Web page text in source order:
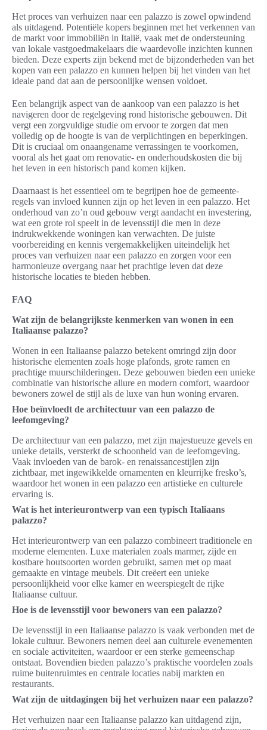
Het proces van verhuizen naar een palazzo is zowel opwindend
als uitdagend. Potentiële kopers beginnen met het verkennen van
de markt voor immobiliën in Italië, vaak met de ondersteuning
van lokale vastgoedmakelaars die waardevolle inzichten kunnen
bieden. Deze experts zijn bekend met de bijzonderheden van het
kopen van een palazzo en kunnen helpen bij het vinden van het
ideale pand dat aan de persoonlijke wensen voldoet.
Een belangrijk aspect van de aankoop van een palazzo is het
navigeren door de regelgeving rond historische gebouwen. Dit
vergt een zorgvuldige studie om ervoor te zorgen dat men
volledig op de hoogte is van de verplichtingen en beperkingen.
Dit is cruciaal om onaangename verrassingen te voorkomen,
vooral als het gaat om renovatie- en onderhoudskosten die bij
het leven in een historisch pand komen kijken.
Daarnaast is het essentieel om te begrijpen hoe de gemeente-
regels van invloed kunnen zijn op het leven in een palazzo. Het
onderhoud van zo’n oud gebouw vergt aandacht en investering,
wat een grote rol speelt in de levensstijl die men in deze
indrukwekkende woningen kan verwachten. De juiste
voorbereiding en kennis vergemakkelijken uiteindelijk het
proces van verhuizen naar een palazzo en zorgen voor een
harmonieuze overgang naar het prachtige leven dat deze
historische locaties te bieden hebben.
FAQ
Wat zijn de belangrijkste kenmerken van wonen in een
Italiaanse palazzo?
Wonen in een Italiaanse palazzo betekent omringd zijn door
historische elementen zoals hoge plafonds, grote ramen en
prachtige muurschilderingen. Deze gebouwen bieden een unieke
combinatie van historische allure en modern comfort, waardoor
bewoners zowel de stijl als de luxe van hun woning ervaren.
Hoe beïnvloedt de architectuur van een palazzo de
leefomgeving?
De architectuur van een palazzo, met zijn majestueuze gevels en
unieke details, versterkt de schoonheid van de leefomgeving.
Vaak invloeden van de barok- en renaissancestijlen zijn
zichtbaar, met ingewikkelde ornamenten en kleurrijke fresko’s,
waardoor het wonen in een palazzo een artistieke en culturele
ervaring is.
Wat is het interieurontwerp van een typisch Italiaans
palazzo?
Het interieurontwerp van een palazzo combineert traditionele en
moderne elementen. Luxe materialen zoals marmer, zijde en
kostbare houtsoorten worden gebruikt, samen met op maat
gemaakte en vintage meubels. Dit creëert een unieke
persoonlijkheid voor elke kamer en weerspiegelt de rijke
Italiaanse cultuur.
Hoe is de levensstijl voor bewoners van een palazzo?
De levensstijl in een Italiaanse palazzo is vaak verbonden met de
lokale cultuur. Bewoners nemen deel aan culturele evenementen
en sociale activiteiten, waardoor er een sterke gemeenschap
ontstaat. Bovendien bieden palazzo’s praktische voordelen zoals
ruime buitenruimtes en centrale locaties nabij markten en
restaurants.
Wat zijn de uitdagingen bij het verhuizen naar een palazzo?
Het verhuizen naar een Italiaanse palazzo kan uitdagend zijn,